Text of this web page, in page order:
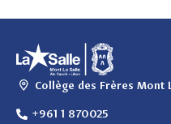
Collège des Frères Mont
+961 1 870025